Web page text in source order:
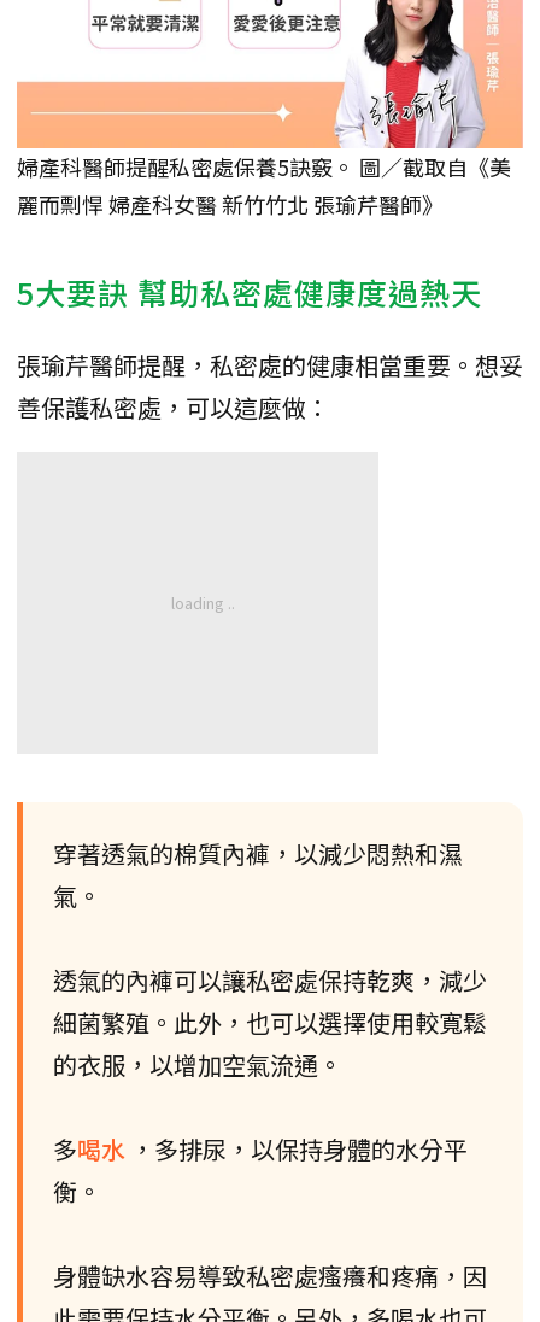
婦產科醫師提醒私密處保養5訣竅。 圖／截取自《美
麗而剽悍 婦產科女醫 新竹竹北 張瑜芹醫師》
5大要訣 幫助私密處健康度過熱天
張瑜芹醫師提醒，私密處的健康相當重要。想妥
善保護私密處，可以這麼做：
穿著透氣的棉質內褲，以減少悶熱和濕
氣。
透氣的內褲可以讓私密處保持乾爽，減少
細菌繁殖。此外，也可以選擇使用較寬鬆
的衣服，以增加空氣流通。
多喝水 ，多排尿，以保持身體的水分平
衡。
身體缺水容易導致私密處瘙癢和疼痛，因